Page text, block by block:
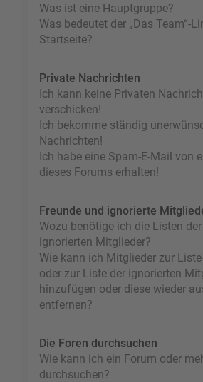
Was ist eine Hauptgruppe?
Was bedeutet der „Das Team“-
Startseite?
Private Nachrichten
Ich kann keine Privaten
verschicken!
Ich bekomme ständig
Nachrichten!
Ich habe eine Spam-E-Mail von
dieses Forums erhalten!
Freunde und ignorierte
Wozu benötige ich die Listen
ignorierten Mitglieder?
Wie kann ich Mitglieder zur
oder zur Liste der ignorierten
hinzufügen oder diese wieder
entfernen?
Die Foren durchsuchen
Wie kann ich ein Forum oder
durchsuchen?